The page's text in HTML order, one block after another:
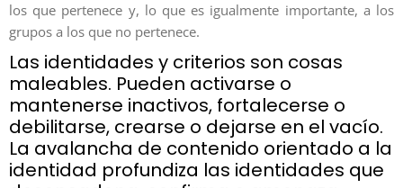
los que pertenece y, lo que es igualmente importante, a los
grupos a los que no pertenece.
Las identidades y criterios son cosas
maleables. Pueden activarse o
mantenerse inactivos, fortalecerse o
debilitarse, crearse o dejarse en el vacío.
La avalancha de contenido orientado a la
identidad profundiza las identidades que